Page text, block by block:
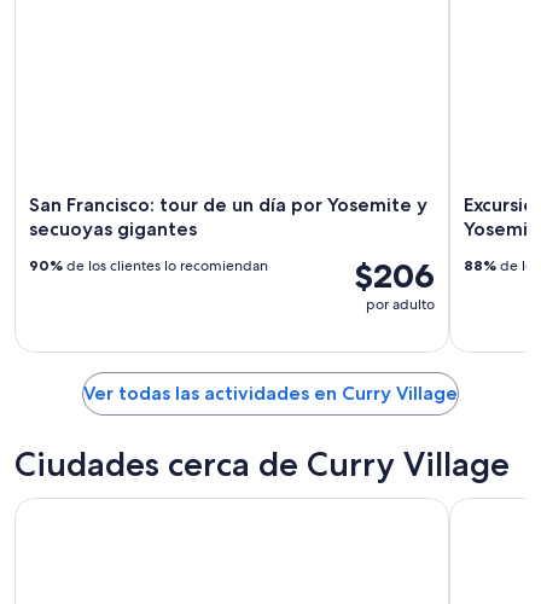
San Francisco: tour de un día por Yosemite y
secuoyas gigantes
$206
por adulto
90% de los clientes lo recomiendan 88% de
Ver todas las actividades en Curry Village
Ciudades cerca de Curry Village